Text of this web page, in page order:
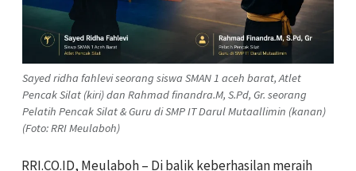
Sayed ridha fahlevi seorang siswa SMAN 1 aceh barat, Atlet
Pencak Silat (kiri) dan Rahmad finandra.M, S.Pd, Gr. seorang
Pelatih Pencak Silat & Guru di SMP IT Darul Mutaallimin (kanan)
(Foto: RRI Meulaboh)
RRI.CO.ID, Meulaboh– Di balik keberhasilan meraih